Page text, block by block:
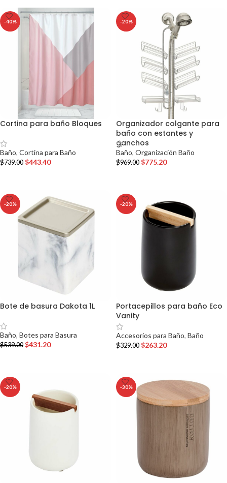
-40%
Cortina para baño Bloques
Baño, Cortina para Baño
$739.00 $443.40
-20%
Organizador colgante para
baño con estantes y
ganchos
Baño, Organización Baño
$969.00 $775.20
-20%
Bote de basura Dakota 1L
Baño, Botes para Basura
$539.00 $431.20
-20%
Portacepillos para baño Eco
Vanity
Accesorios para Baño, Baño
$329.00 $263.20
-20% -30%